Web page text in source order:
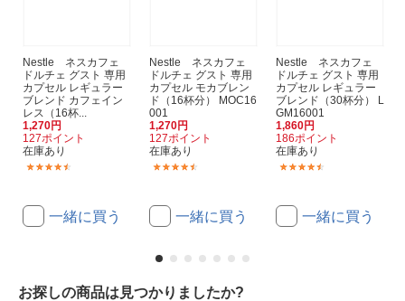
Nestle ネスカフェ
ドルチェ グスト 専用
カプセル レギュラー
ブレンド カフェイン
レス（16杯...
1,270円
127ポイント
在庫あり
一緒に買う
Nestle ネスカフェ
ドルチェ グスト 専用
カプセル モカブレン
ド（16杯分） MOC16
001
1,270円
127ポイント
在庫あり
一緒に買う
Nestle ネスカフェ
ドルチェ グスト 専用
カプセル レギュラー
ブレンド（30杯分） L
GM16001
1,860円
186ポイント
在庫あり
一緒に買う
お探しの商品は見つかりましたか?